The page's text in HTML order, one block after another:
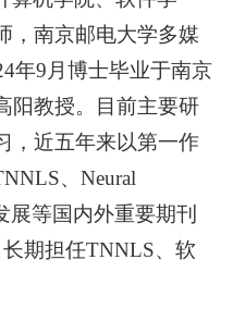
，南京邮电大学多媒
年9 月博士毕业于南京
阳教授。目前主要研
，近五年来以第一作
、 Neural
展等国内外重要期刊
期担任TNNLS、软